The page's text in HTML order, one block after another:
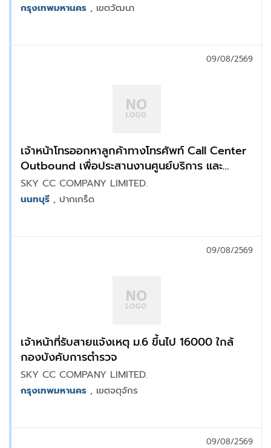
กรุงเทพมหานคร , เขตวัฒนา
เจ้าหน้าโทรออกหาลูกค้าทางโทรศัพท์ Call Center
Outbound เพื่อประสานงานศูนย์บริการ และ
สอบถามความพึงพอใจจากผู้ใช้บริการ : แจ้งวัฒนะ
SKY CC COMPANY LIMITED.
09/08/2569
นนทบุรี , ปากเกร็ด
เจ้าหน้าที่รับสายแจ้งเหตุ ม.6 ขึ้นไป 16000 ใกล้
กองบังคับการตำรวจ
SKY CC COMPANY LIMITED.
09/08/2569
กรุงเทพมหานคร , เขตจตุจักร
09/08/2569